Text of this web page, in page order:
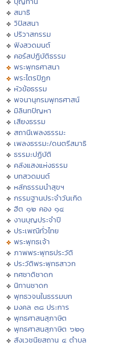
สมาธิ
วิปัสสนา
ปริวาสกรรม
ฟังสวดมนต์
คอร์สปฏิบัติธรรม
พระพุทธศาสนา
พระไตรปิฏก
หัวข้อธรรม
พจนานุกรมพุทธศาสน์
มิลินทปัญหา
เสียงธรรม
สถานีเพลงธรรมะ
เพลงธรรมะ/ดนตรีสมาธิ
ธรรมะปฏิบัติ
คลังแสงแห่งธรรม
บทสวดมนต์
หลักธรรมนำสุขฯ
กรรมฐานประจำวันเกิด
ฮีต ๑๒ คอง ๑๔
งานบุญประจำปี
ประเพณีทั่วไทย
พระพุทธเจ้า
ภาพพระพุทธประวัติ
ประวัติพระพุทธสาวก
ทศชาติชาดก
นิทานชาดก
พุทธวจนในธรรมบท
มงคล ๓๘ ประการ
พุทธศาสนสุภาษิต
พุทธศาสนสุภาษิต ๖๒๑
สังเวชนียสถาน ๔ ตำบล